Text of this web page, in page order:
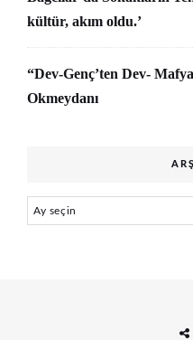
kültür, akım oldu.’
“Dev-Genç’ten Dev-
Okmeydanı
Arşivler